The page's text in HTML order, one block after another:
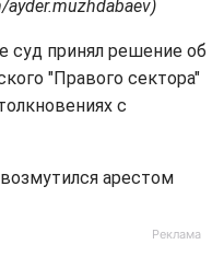
суд принял решение об
"Правого сектора"
с
арестом